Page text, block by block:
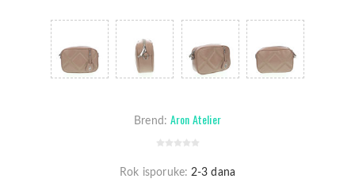
Brend: Aron Atelier
Rok isporuke: 2-3 dana